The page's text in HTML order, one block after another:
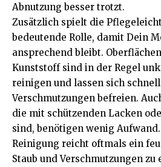
Abnutzung besser trotzt.
Zusätzlich spielt die
bedeutende Rolle, damit Dein
ansprechend bleibt.
Kunststoff sind in der Regel
reinigen und lassen sich
Verschmutzungen befreien.
die mit schützenden Lacken
sind, benötigen wenig
Reinigung reicht oftmals ein
Staub und Verschmutzungen zu